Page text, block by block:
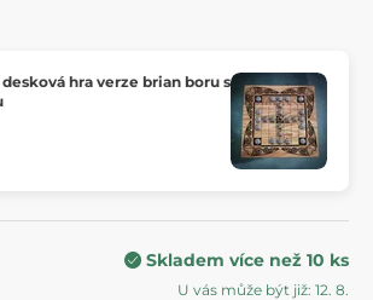
hra verze brian boru s
Skladem více než 10 ks
U vás může být již: 12. 8.